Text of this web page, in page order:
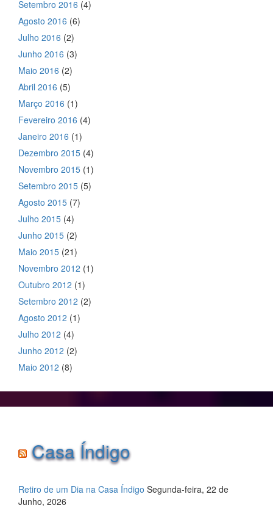
Setembro 2016 (4)
Agosto 2016 (6)
Julho 2016 (2)
Junho 2016 (3)
Maio 2016 (2)
Abril 2016 (5)
Março 2016 (1)
Fevereiro 2016 (4)
Janeiro 2016 (1)
Dezembro 2015 (4)
Novembro 2015 (1)
Setembro 2015 (5)
Agosto 2015 (7)
Julho 2015 (4)
Junho 2015 (2)
Maio 2015 (21)
Novembro 2012 (1)
Outubro 2012 (1)
Setembro 2012 (2)
Agosto 2012 (1)
Julho 2012 (4)
Junho 2012 (2)
Maio 2012 (8)
Casa Índigo
Retiro de um Dia na Casa Índigo Segunda-feira, 22 de
Junho, 2026